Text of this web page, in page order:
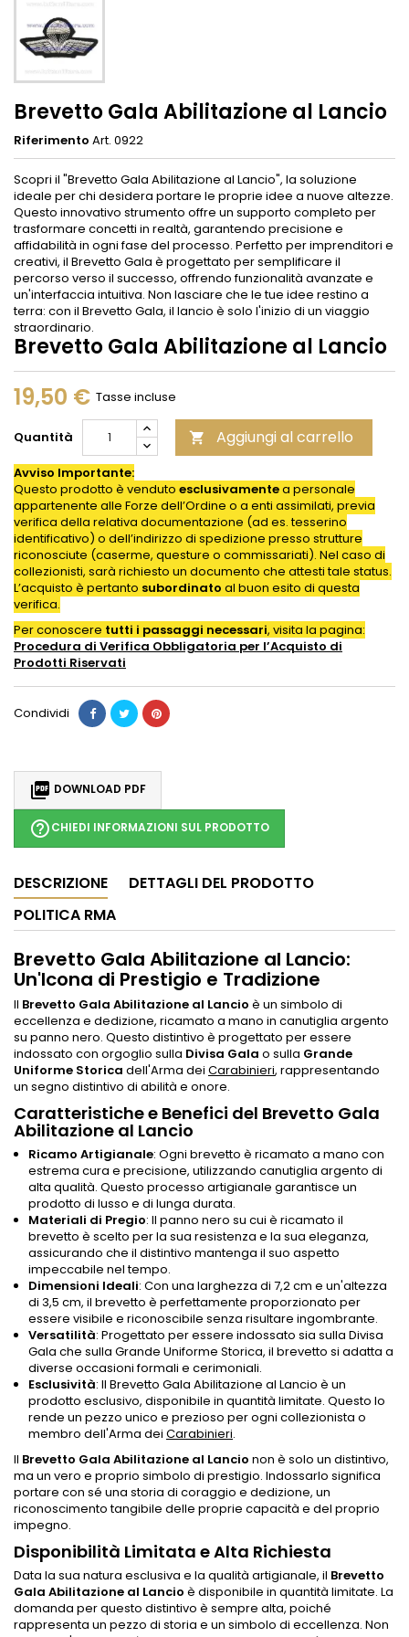
Brevetto Gala Abilitazione al Lancio
Riferimento Art. 0922
Scopri il "Brevetto Gala Abilitazione al Lancio", la soluzione
ideale per chi desidera portare le proprie idee a nuove altezze.
Questo innovativo strumento offre un supporto completo per
trasformare concetti in realtà, garantendo precisione e
affidabilità in ogni fase del processo. Perfetto per imprenditori e
creativi, il Brevetto Gala è progettato per semplificare il
percorso verso il successo, offrendo funzionalità avanzate e
un'interfaccia intuitiva. Non lasciare che le tue idee restino a
terra: con il Brevetto Gala, il lancio è solo l'inizio di un viaggio
straordinario.
Brevetto Gala Abilitazione al Lancio
19,50 € Tasse incluse
Quantità  Aggiungi al carrello
Avviso Importante:
Questo prodotto è venduto esclusivamentea personale
appartenente alle Forze dell’Ordine o a enti assimilati, previa
verifica della relativa documentazione (ad es. tesserino
identificativo) o dell’indirizzo di spedizione presso strutture
riconosciute (caserme, questure o commissariati). Nel caso di
collezionisti, sarà richiesto un documento che attesti tale status.
L’acquisto è pertanto subordinato al buon esito di questa
verifica.
Per conoscere tutti i passaggi necessari, visita la pagina:
Procedura di Verifica Obbligatoria per l’Acquisto di
Prodotti Riservati
Condividi
 DOWNLOAD PDF
help_outlineCHIEDI INFORMAZIONI SUL PRODOTTO
DESCRIZIONE
DETTAGLI DEL PRODOTTO
POLITICA RMA
Brevetto Gala Abilitazione al Lancio:
Un'Icona di Prestigio e Tradizione
Il Brevetto Gala Abilitazione al Lancio è un simbolo di
eccellenza e dedizione, ricamato a mano in canutiglia argento
su panno nero. Questo distintivo è progettato per essere
indossato con orgoglio sulla Divisa Gala o sulla Grande
Uniforme Storica dell'Arma dei Carabinieri, rappresentando
un segno distintivo di abilità e onore.
Caratteristiche e Benefici del Brevetto Gala
Abilitazione al Lancio
Ricamo Artigianale: Ogni brevetto è ricamato a mano con
estrema cura e precisione, utilizzando canutiglia argento di
alta qualità. Questo processo artigianale garantisce un
prodotto di lusso e di lunga durata.
Materiali di Pregio: Il panno nero su cui è ricamato il
brevetto è scelto per la sua resistenza e la sua eleganza,
assicurando che il distintivo mantenga il suo aspetto
impeccabile nel tempo.
Dimensioni Ideali: Con una larghezza di 7,2 cm e un'altezza
di 3,5 cm, il brevetto è perfettamente proporzionato per
essere visibile e riconoscibile senza risultare ingombrante.
Versatilità: Progettato per essere indossato sia sulla Divisa
Gala che sulla Grande Uniforme Storica, il brevetto si adatta a
diverse occasioni formali e cerimoniali.
Esclusività: Il Brevetto Gala Abilitazione al Lancio è un
prodotto esclusivo, disponibile in quantità limitate. Questo lo
rende un pezzo unico e prezioso per ogni collezionista o
membro dell'Arma dei Carabinieri.
Il Brevetto Gala Abilitazione al Lancio non è solo un distintivo,
ma un vero e proprio simbolo di prestigio. Indossarlo significa
portare con sé una storia di coraggio e dedizione, un
riconoscimento tangibile delle proprie capacità e del proprio
impegno.
Disponibilità Limitata e Alta Richiesta
Data la sua natura esclusiva e la qualità artigianale, il Brevetto
Gala Abilitazione al Lancio è disponibile in quantità limitate. La
domanda per questo distintivo è sempre alta, poiché
rappresenta un pezzo di storia e un simbolo di eccellenza. Non